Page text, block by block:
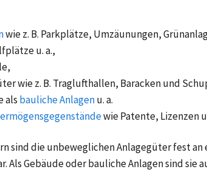
wie z. B. Parkplätze, Umzäunungen,
u. a.,
wie z. B. Traglufthallen, Baracken und
als bauliche Anlagenu. a.
wie Patente, Lizenzen
sind die unbeweglichen Anlagegüter fest an
Gebäude oder bauliche Anlagen sind sie